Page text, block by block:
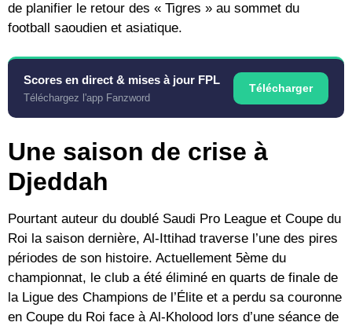
de planifier le retour des « Tigres » au sommet du
football saoudien et asiatique.
Scores en direct & mises à jour FPL
Téléchargez l'app Fanzword
Télécharger
Une saison de crise à
Djeddah
Pourtant auteur du doublé Saudi Pro League et Coupe du
Roi la saison dernière, Al-Ittihad traverse l’une des pires
périodes de son histoire. Actuellement 5ème du
championnat, le club a été éliminé en quarts de finale de
la Ligue des Champions de l’Élite et a perdu sa couronne
en Coupe du Roi face à Al-Kholood lors d’une séance de